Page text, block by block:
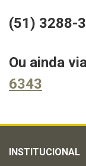
(51) 3288-
Ou ainda
6343
INSTITUCIONAL